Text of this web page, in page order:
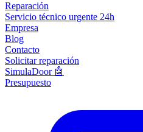
Reparación
Servicio técnico urgente 24h
Empresa
Blog
Contacto
Solicitar reparación
SimulaDoor 🤖
Presupuesto